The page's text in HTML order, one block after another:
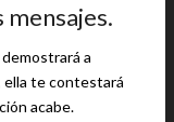
mensajes.
a
ella te contestará
acabe.